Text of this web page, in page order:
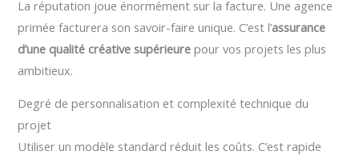
La réputation joue énormément sur la facture. Une agence
primée facturera son savoir-faire unique. C’est l’assurance
d’une qualité créative supérieure pour vos projets les plus
ambitieux.
Degré de personnalisation et complexité technique du
projet
Utiliser un modèle standard réduit les coûts. C’est rapide